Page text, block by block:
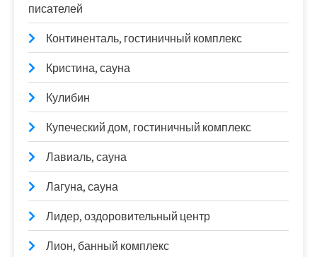
писателей
Континенталь, гостиничный комплекс
Кристина, сауна
Кулибин
Купеческий дом, гостиничный комплекс
Лавиаль, сауна
Лагуна, сауна
Лидер, оздоровительный центр
Лион, банный комплекс